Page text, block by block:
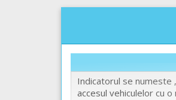
Indicatorul se numeste
accesul vehiculelor cu